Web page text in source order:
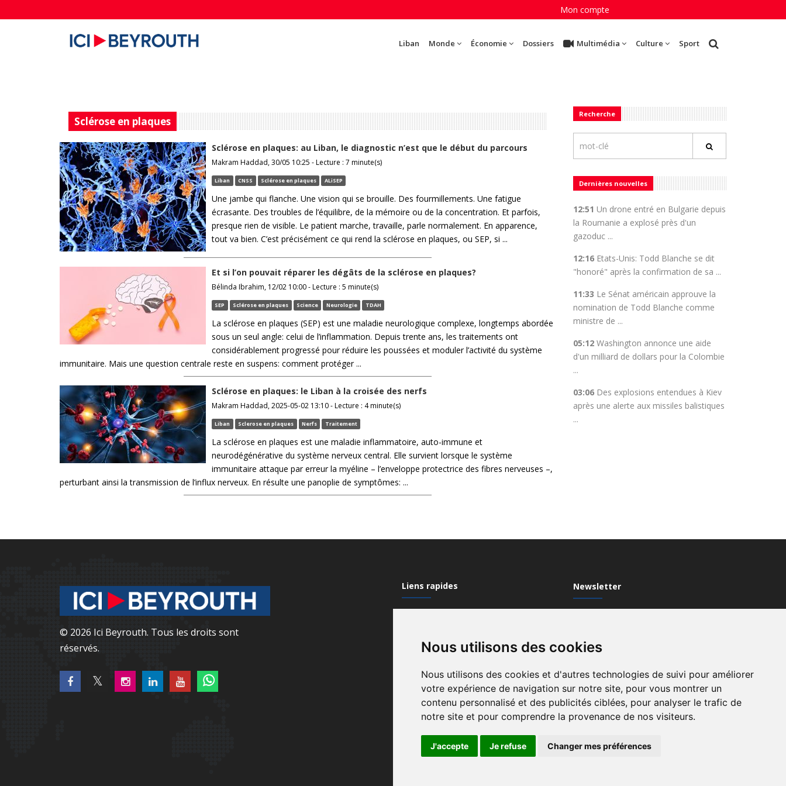
Nous utilisons des cookies
Nous utilisons des cookies et d'autres technologies de suivi pour améliorer
votre expérience de navigation sur notre site, pour vous montrer un
contenu personnalisé et des publicités ciblées, pour analyser le trafic de
notre site et pour comprendre la provenance de nos visiteurs.
J'accepte Je refuse Changer mes préférences
Mon compte
Liban Monde Économie Dossiers Multimédia Culture Sport
Sclérose en plaques
Sclérose en plaques: au Liban, le diagnostic n’est que le début du parcours
Makram Haddad, 30/05 10:25 - Lecture : 7 minute(s)
Liban CNSS Sclérose en plaques ALiSEP
Une jambe qui flanche. Une vision qui se brouille. Des fourmillements. Une fatigue
écrasante. Des troubles de l’équilibre, de la mémoire ou de la concentration. Et parfois,
presque rien de visible. Le patient marche, travaille, parle normalement. En apparence,
tout va bien. C’est précisément ce qui rend la sclérose en plaques, ou SEP, si ...
Et si l’on pouvait réparer les dégâts de la sclérose en plaques?
Bélinda Ibrahim, 12/02 10:00 - Lecture : 5 minute(s)
SEP Sclérose en plaques Science Neurologie TDAH
La sclérose en plaques (SEP) est une maladie neurologique complexe, longtemps abordée
sous un seul angle: celui de l’inflammation. Depuis trente ans, les traitements ont
considérablement progressé pour réduire les poussées et moduler l’activité du système
immunitaire. Mais une question centrale reste en suspens: comment protéger ...
Sclérose en plaques: le Liban à la croisée des nerfs
Makram Haddad, 2025-05-02 13:10 - Lecture : 4 minute(s)
Liban Sclerose en plaques Nerfs Traitement
La sclérose en plaques est une maladie inflammatoire, auto-immune et
neurodégénérative du système nerveux central. Elle survient lorsque le système
immunitaire attaque par erreur la myéline – l’enveloppe protectrice des fibres nerveuses –,
perturbant ainsi la transmission de l’influx nerveux. En résulte une panoplie de symptômes: ...
Recherche
Dernières nouvelles
12:51 Un drone entré en Bulgarie depuis
la Roumanie a explosé près d'un
gazoduc ...
12:16 Etats-Unis: Todd Blanche se dit
"honoré" après la confirmation de sa ...
11:33 Le Sénat américain approuve la
nomination de Todd Blanche comme
ministre de ...
05:12 Washington annonce une aide
d'un milliard de dollars pour la Colombie
...
03:06 Des explosions entendues à Kiev
après une alerte aux missiles balistiques
...
© 2026 Ici Beyrouth. Tous les droits sont
réservés.
Liens rapides
Contactez-nous
Recrutement
Gérez vos cookies
Conditions générales
Newsletter